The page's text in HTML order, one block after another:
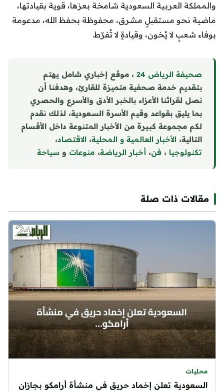
والمملكة العربية السعودية شامخة بعزها، قوية بقيادتها،
ماضية نحو مستقبلٍ مشرق، محفوظة بحفظ الله، مدعومة
بوفاء شعبٍ لا يُخون، وقيادةٍ لا تُفرّط.
صحيفة الرياض 24
، موقع إخباري شامل يهتم
بتقديم خدمة صحفية متميزة للقارئ، وهدفنا أن
نصل لقرائنا الأعزاء بالخبر الأدق والأسرع والحصري
بما يليق بقواعد وقيم الأسرة السعودية، لذلك نقدم
لكم مجموعة كبيرة من الأخبار المتنوعة داخل الأقسام
التالية، الأخبار العالمية و المحلية، الاقتصاد،
تكنولوجيا ، فن، أخبار الرياضة، منوعات و سياحة
مقالات ذات صلة
محليات
السعودية تعلن إخماد حريق في منشأة أرامكو بجازان